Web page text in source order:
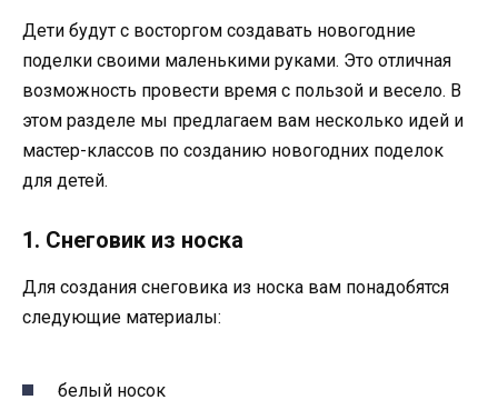
Дети будут с восторгом создавать новогодние
поделки своими маленькими руками. Это отличная
возможность провести время с пользой и весело. В
этом разделе мы предлагаем вам несколько идей и
мастер-классов по созданию новогодних поделок
для детей.
1. Снеговик из носка
Для создания снеговика из носка вам понадобятся
следующие материалы:
белый носок